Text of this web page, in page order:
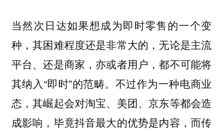
当然次日达如果想成为即时零售的一个变
种，其困难程度还是非常大的，无论是主流
平台、还是商家，亦或者用户，都不可能将
其纳入“即时”的范畴。不过作为一种电商业
态，其崛起会对淘宝、美团、京东等都会造
成影响，毕竟抖音最大的优势是内容，而传